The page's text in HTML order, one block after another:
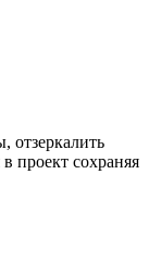
отзеркалить
проект сохраняя